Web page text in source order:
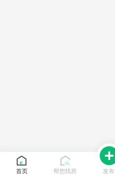
首页 帮您找房 发布